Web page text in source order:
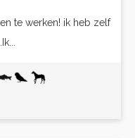
te werken! ik heb zelf